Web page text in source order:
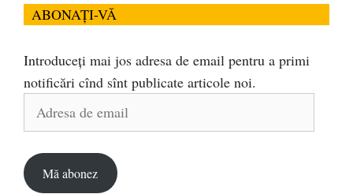
ABONAȚI-VĂ
Introduceți mai jos adresa de email pentru a primi
notificări cînd sînt publicate articole noi.
Adresa
Mă abonez